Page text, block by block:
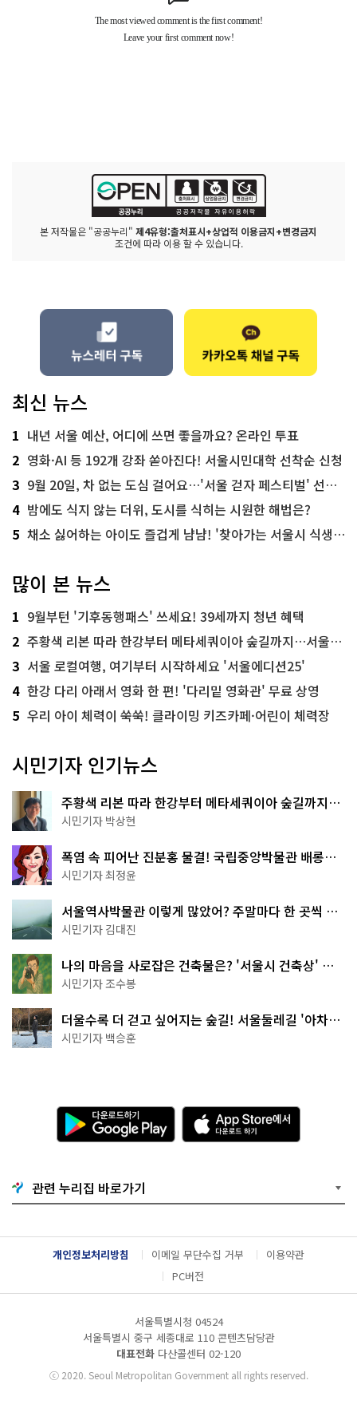
본 저작물은 "공공누리" 제4유형:출처표시+상업적 이용금지+변경금지
조건에 따라 이용 할 수 있습니다.
최신 뉴스
1 내년 서울 예산, 어디에 쓰면 좋을까요? 온라인 투표
2 영화·AI 등 192개 강좌 쏟아진다! 서울시민대학 선착순 신청
3 9월 20일, 차 없는 도심 걸어요…'서울 걷자 페스티벌' 선착순 5천명
4 밤에도 식지 않는 더위, 도시를 식히는 시원한 해법은?
5 채소 싫어하는 아이도 즐겁게 냠냠! '찾아가는 서울시 식생활 교육' 현장
많이 본 뉴스
1 9월부턴 '기후동행패스' 쓰세요! 39세까지 청년 혜택
2 주황색 리본 따라 한강부터 메타세쿼이아 숲길까지…서울둘레길 15코스
3 서울 로컬여행, 여기부터 시작하세요 '서울에디션25'
4 한강 다리 아래서 영화 한 편! '다리밑 영화관' 무료 상영
5 우리 아이 체력이 쑥쑥! 클라이밍 키즈카페·어린이 체력장
시민기자 인기뉴스
주황색 리본 따라 한강부터 메타세쿼이아 숲길까지…
서울둘레길 15코스
시민기자 박상현
폭염 속 피어난 진분홍 물결! 국립중앙박물관 배롱나
무 명소
시민기자 최정윤
서울역사박물관 이렇게 많았어? 주말마다 한 곳씩 떠
나는 역사 산책
시민기자 김대진
나의 마음을 사로잡은 건축물은? '서울시 건축상' 수
상작 공개!
시민기자 조수봉
더울수록 더 걷고 싶어지는 숲길! 서울둘레길 '아차산
코스'
시민기자 백승훈
다
운
로
기
G
o
g
l
e
l
A
p
p
e
서
다
운
드
관련 누리집 바로가기
개인정보처리방침 이메일 무단수집 거부
이용약관
PC버전
서울특별시청 04524
서울특별시 중구 세종대로 110 콘텐츠담당관
대표전화 다산콜센터 02-120
ⓒ2020. Seoul Metropolitan Government all rights reserved.